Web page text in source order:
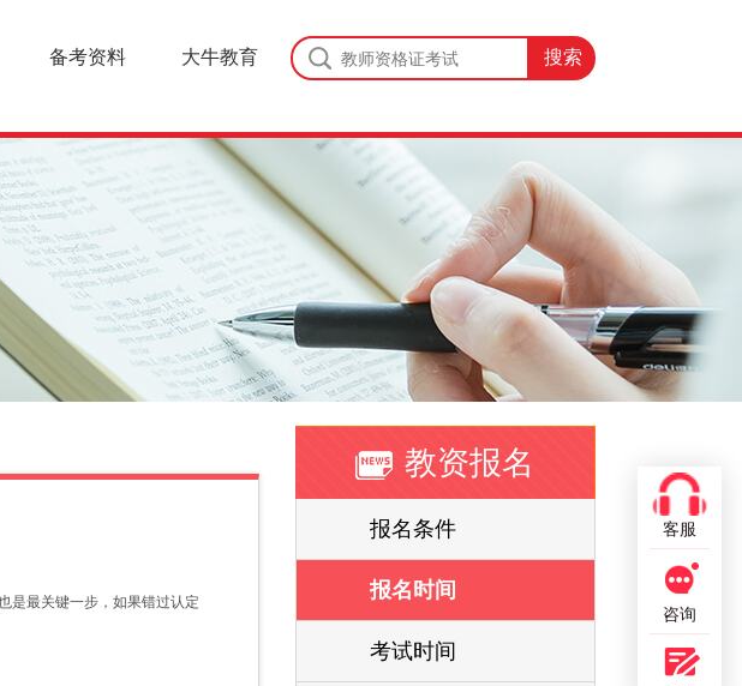
备考资料 大牛教育
是最关键一步，如果错过认定
教资报名
报名条件
报名时间
报名时间
考试时间
客服
咨询